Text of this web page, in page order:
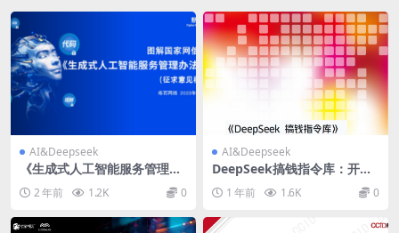
AI&Deepseek
《生成式人工智能服务管理办
法（征求意见稿）》【国家网
信办】
2 年前 1.2K 0
AI&Deepseek
DeepSeek搞钱指令库：开启
1 年前 1.6K 0